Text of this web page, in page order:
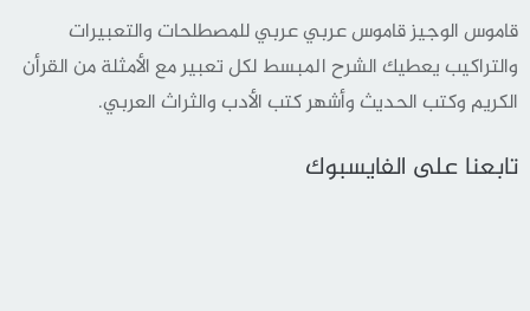
قاموس الوجيز قاموس عربي عربي للمصطلحات والتعبيرات
والتراكيب يعطيك الشرح المبسط لكل تعبير مع الأمثلة من القرأن
الكريم وكتب الحديث وأشهر كتب الأدب والثراث العربي.
تابعنا على الفايسبوك